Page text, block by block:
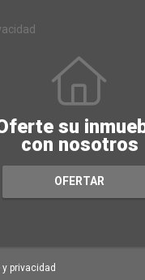
su
con nosotros
OFERTAR
privacidad